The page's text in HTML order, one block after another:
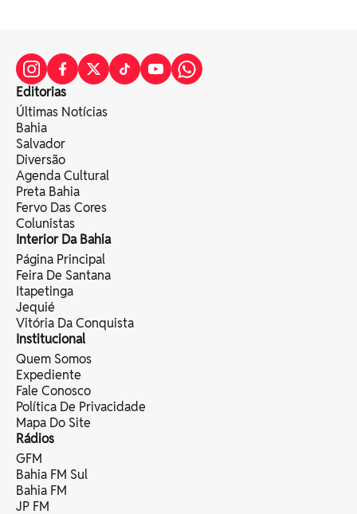
Editorias
Últimas Notícias
Bahia
Salvador
Diversão
Agenda Cultural
Preta Bahia
Fervo Das Cores
Colunistas
Interior Da Bahia
Página Principal
Feira De Santana
Itapetinga
Jequié
Vitória Da Conquista
Institucional
Quem Somos
Expediente
Fale Conosco
Política De Privacidade
Mapa Do Site
Rádios
GFM
Bahia FM Sul
Bahia FM
JP FM